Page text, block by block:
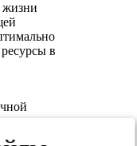
жизни
в